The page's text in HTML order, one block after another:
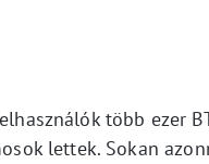
több ezer
lettek. Sokan